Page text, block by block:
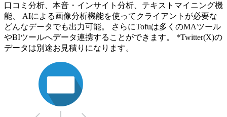
口コミ分析、本音・インサイト分析、テキストマイニング機
能、 AIによる画像分析機能を使ってクライアントが必要な
どんなデータでも出力可能。 さらにTofuは多くのMAツール
やBIツールへデータ連携することができます。 *Twitter(X)の
データは別途お見積りになります。